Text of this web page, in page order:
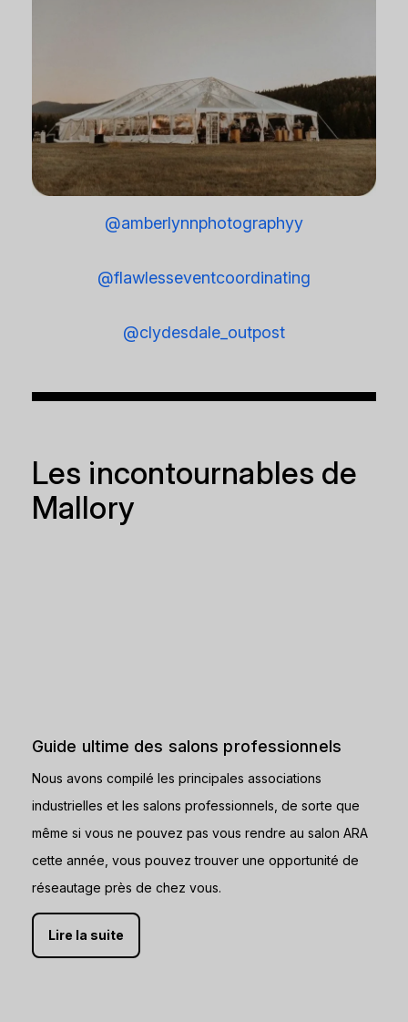
@amberlynnphotographyy
@flawlesseventcoordinating
@clydesdale_outpost
Les incontournables de
Mallory
Guide ultime des salons professionnels
Nous avons compilé les principales associations
industrielles et les salons professionnels, de sorte que
même si vous ne pouvez pas vous rendre au salon ARA
cette année, vous pouvez trouver une opportunité de
réseautage près de chez vous.
Lire la suite